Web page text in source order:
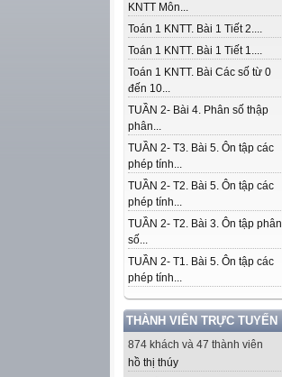
KNTT Môn...
Toán 1 KNTT. Bài 1 Tiết 2....
Toán 1 KNTT. Bài 1 Tiết 1....
Toán 1 KNTT. Bài Các số từ 0
đến 10...
TUẦN 2- Bài 4. Phân số thập
phân...
TUẦN 2- T3. Bài 5. Ôn tập các
phép tính...
TUẦN 2- T2. Bài 5. Ôn tập các
phép tính...
TUẦN 2- T2. Bài 3. Ôn tập phân
số...
TUẦN 2- T1. Bài 5. Ôn tập các
phép tính...
THÀNH VIÊN TRỰC TUYẾN
874 khách và 47 thành viên
hồ thị thúy